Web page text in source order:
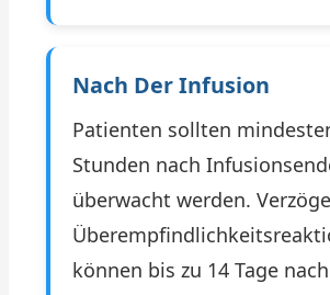
Nach Der Infusion
Patienten sollten
Stunden nach
überwacht werden.
können bis zu 14 Tage